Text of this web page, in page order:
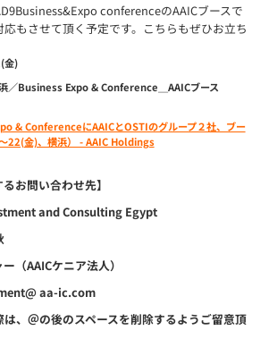
conferenceのAAICブースで
もさせて頂く予定です。こちらもぜひお立ち
金)
／Business Expo & Conference＿AAICブース
& ConferenceにAAICとOSTIのグループ２社、ブー
22(金)、横浜） - AAIC Holdings
お問い合わせ先】
and Consulting Egypt
（AAICケニア法人）
aa-ic.com
は、＠の後のスペースを削除するようご留意頂